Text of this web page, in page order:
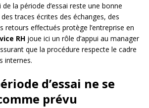
la période d’essai reste une bonne
traces écrites des échanges, des
retours effectués protège l’entreprise en
RH joue ici un rôle d’appui au manager
que la procédure respecte le cadre
internes.
d’essai ne se
prévu